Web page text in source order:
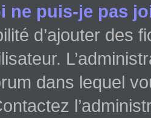
ne puis-je pas
d’ajouter des
dans lequel